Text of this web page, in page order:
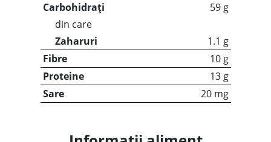
Carbohidrați
59 g
din care
Zaharuri
1.1 g
Fibre
10 g
Proteine
13 g
Sare
20 mg